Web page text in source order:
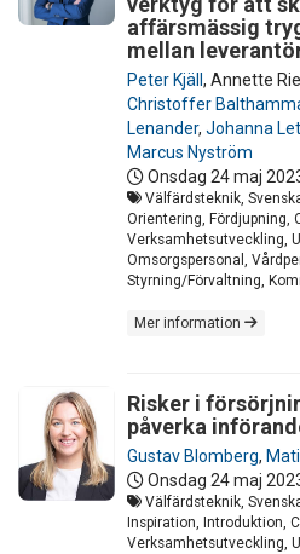
affärsmässig
mellan
Peter Kjäll , Annette
Christoffer
Lenander, Johanna
Marcus Nyström
Onsdag 24 maj
Välfärdsteknik,
Orientering, Fördjupning,
Verksamhetsutveckling,
Omsorgspersonal,
Styrning/Förvaltning,
Mer information
Risker i
påverka
Gustav Blomberg,
Onsdag 24 maj
Välfärdsteknik,
Inspiration, Introduktion,
Verksamhetsutveckling,